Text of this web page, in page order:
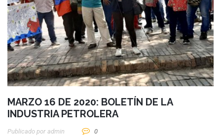
MARZO 16 DE 2020: BOLETÍN DE LA
INDUSTRIA PETROLERA
Publicado por Admin 0